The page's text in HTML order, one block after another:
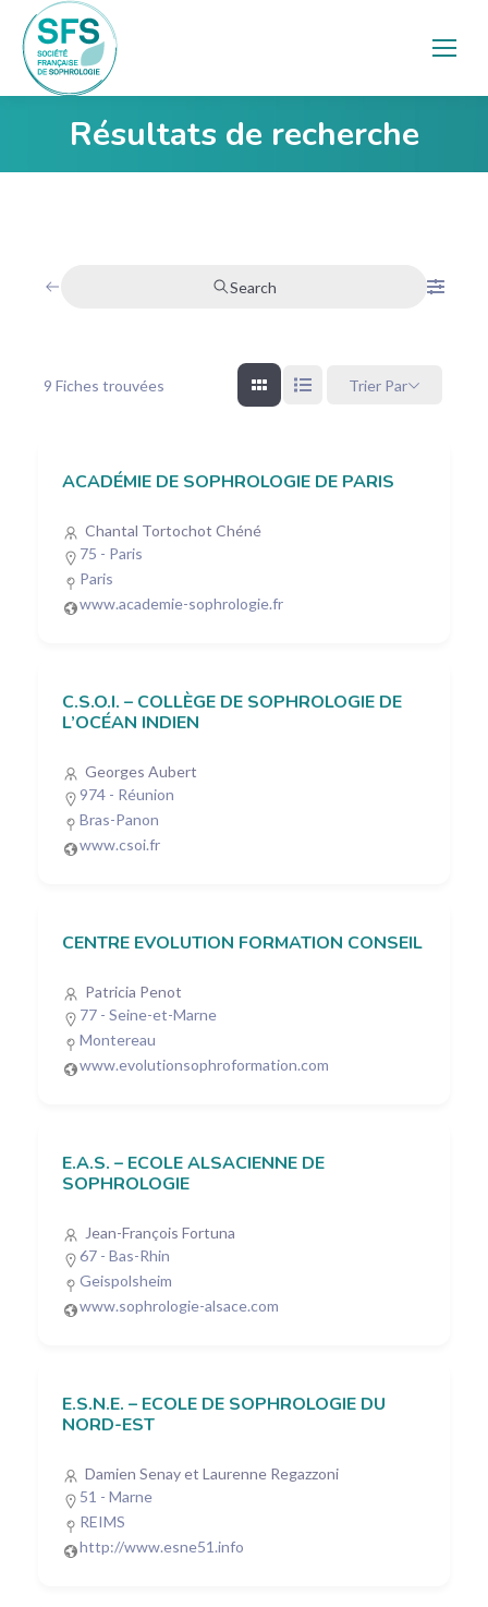
Résultats de recherche
Vous êtes ici :
Search
9 Fiches trouvées Trier Par
ACADÉMIE DE SOPHROLOGIE DE PARIS
Chantal Tortochot Chéné
75 - Paris
Paris
www.academie-sophrologie.fr
C.S.O.I. – COLLÈGE DE SOPHROLOGIE DE
L’OCÉAN INDIEN
Georges Aubert
974 - Réunion
Bras-Panon
www.csoi.fr
CENTRE EVOLUTION FORMATION CONSEIL
Patricia Penot
77 - Seine-et-Marne
Montereau
www.evolutionsophroformation.com
E.A.S. – ECOLE ALSACIENNE DE
SOPHROLOGIE
Jean-François Fortuna
67 - Bas-Rhin
Geispolsheim
www.sophrologie-alsace.com
E.S.N.E. – ECOLE DE SOPHROLOGIE DU
NORD-EST
Damien Senay et Laurenne Regazzoni
51 - Marne
REIMS
http://www.esne51.info